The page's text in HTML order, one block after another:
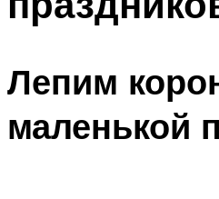
Лепим
маленькой